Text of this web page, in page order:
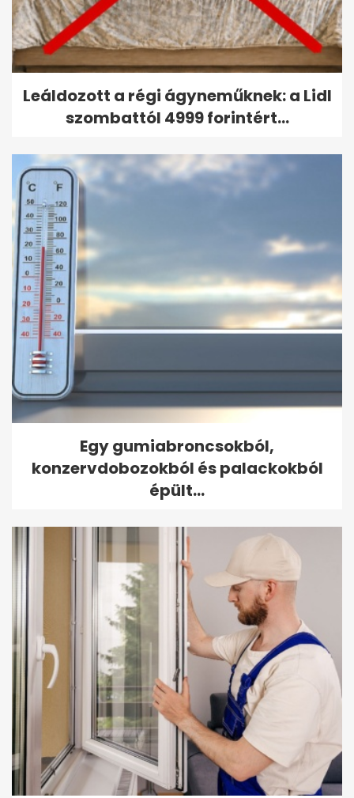
Leáldozott a régi ágyneműknek: a Lidl
szombattól 4999 forintért...
Egy gumiabroncsokból,
konzervdobozokból és palackokból
épült...